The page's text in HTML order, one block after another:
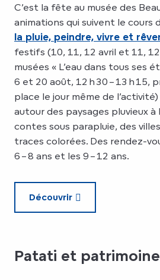
C’est la fête au musée des
animations qui suivent le cours
la pluie, peindre, vivre et
festifs (10, 11, 12 avril et 11,
musées « L’eau dans tous ses
6 et 20 août, 12 h 30 – 13 h 15,
place le jour même de
autour des paysages pluvieux à
contes sous parapluie, des
traces colorées. Des rendez-
6 – 8 ans et les 9 – 12 ans.
Découvrir
Patati et patrimoine